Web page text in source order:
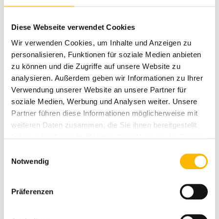
Diese Webseite verwendet Cookies
Wir verwenden Cookies, um Inhalte und Anzeigen zu
personalisieren, Funktionen für soziale Medien anbieten
zu können und die Zugriffe auf unsere Website zu
analysieren. Außerdem geben wir Informationen zu Ihrer
Verwendung unserer Website an unsere Partner für
soziale Medien, Werbung und Analysen weiter. Unsere
Partner führen diese Informationen möglicherweise mit
weiteren Daten zusammen, die Sie ihnen bereitgestellt
Notwendig
Präferenzen
ihre Managementfähigkeiten verbessern wollen
Selbstständige Berater*innen, die ihre Fähigkeiten
in der IT-Projektplanung verbessern möchten
Technische Mitarbeiter*innen, die ihre Karriere
vorantreiben und in Managementpositionen
aufsteigen möchten
Kaufmännische Mitarbeiter*innen, die in IT-
Unternehmen arbeiten oder eine Karriere in der IT-
Absolvent*innen können genannt werden: